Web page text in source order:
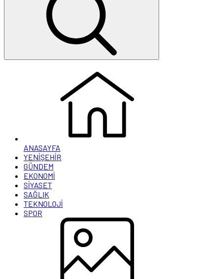
ANASAYFA
YENİŞEHİR
GÜNDEM
EKONOMİ
SİYASET
SAĞLIK
TEKNOLOJİ
SPOR